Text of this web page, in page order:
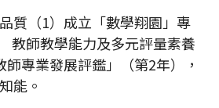
質（1）成立「數學翔園」專
教師教學能力及多元評量素養
師專業發展評鑑」（第2年），
能。